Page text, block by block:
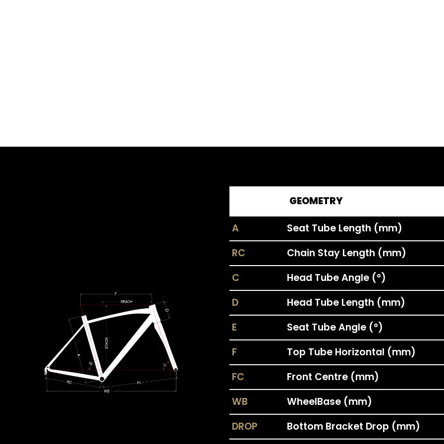
GEOMETRY
A Seat Tube Length (mm)
RC
Chain Stay Length (mm)
C
Head Tube Angle (°)
D
Head Tube Length (mm)
E
Seat Tube Angle (°)
F
Top Tube Horizontal (mm)
FC
Front Centre (mm)
WB
WheelBase (mm)
DROP
Bottom Bracket Drop (mm)